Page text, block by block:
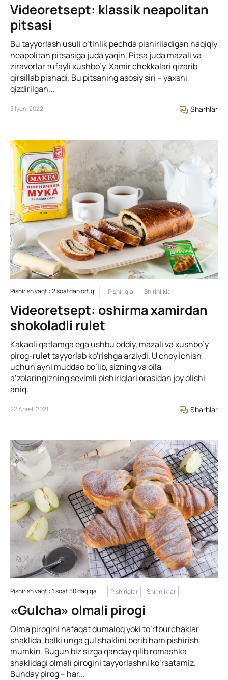
Videoretsept: klassik neapolitan
pitsasi
Bu tayyorlash usuli o’tinlik pechda pishiriladigan haqiqiy
neapolitan pitsasiga juda yaqin. Pitsa juda mazali va
ziravorlar tufayli xushbo’y. Xamir chekkalari qizarib
qirsillab pishadi. Bu pitsaning asosiy siri – yaxshi
qizdirilgan...
3 Iyun, 2022 Sharhlar
Pishirish vaqti: 2 soatdan ortiq Pishiriqlar Shirinliklar
Videoretsept: oshirma xamirdan
shokoladli rulet
Kakaoli qatlamga ega ushbu oddiy, mazali va xushbo’y
pirog-rulet tayyorlab ko’rishga arziydi. U choy ichish
uchun ayni muddao bo’lib, sizning va oila
a’zolaringizning sevimli pishiriqlari orasidan joy olishi
aniq.
22 Aprel, 2021 Sharhlar
Pishirish vaqti: 1 soat 50 daqiqa Pishiriqlar Shirinliklar
«Gulcha» olmali pirogi
Olma pirogini nafaqat dumaloq yoki to’rtburchaklar
shaklida, balki unga gul shaklini berib ham pishirish
mumkin. Bugun biz sizga qanday qilib romashka
shaklidagi olmali pirogini tayyorlashni ko’rsatamiz.
Bunday pirog – har...